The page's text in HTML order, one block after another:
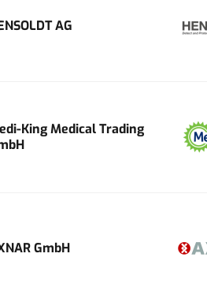
AG
King Medical Trading
GmbH